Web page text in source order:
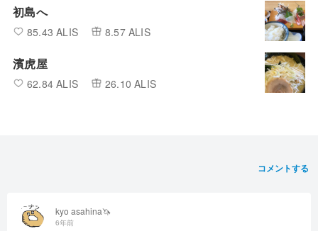
初島へ
85.43 ALIS 8.57 ALIS
濱虎屋
62.84 ALIS 26.10 ALIS
コメントする
kyo asahina🦄
6年前